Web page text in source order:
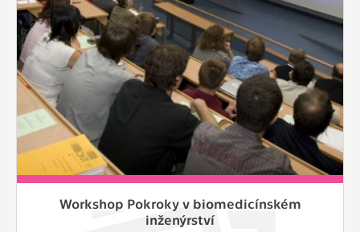
Workshop Pokroky v biomedicínském
inženýrství